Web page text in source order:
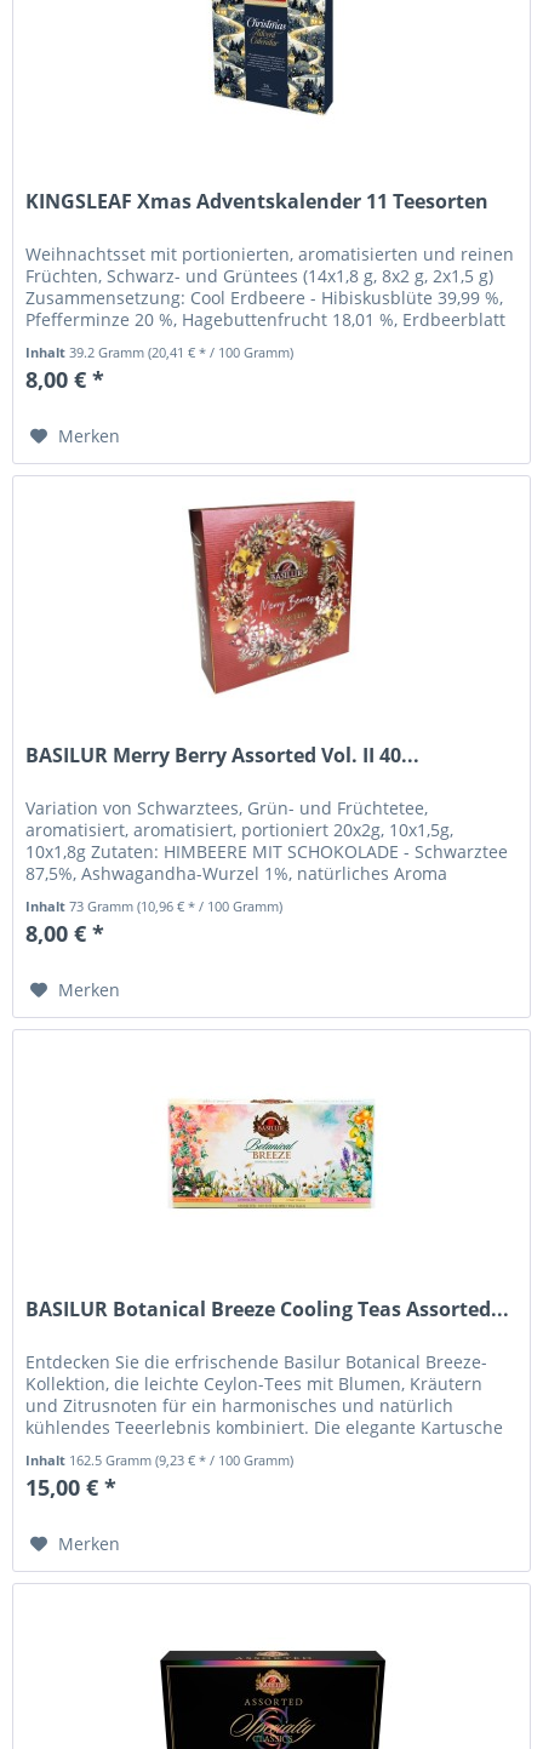
KINGSLEAF Xmas Adventskalender 11 Teesorten
Weihnachtsset mit portionierten, aromatisierten und reinen
Früchten, Schwarz- und Grüntees (14x1,8 g, 8x2 g, 2x1,5 g)
Zusammensetzung: Cool Erdbeere - Hibiskusblüte 39,99 %,
Pfefferminze 20 %, Hagebuttenfrucht 18,01 %, Erdbeerblatt
Inhalt39.2 Gramm(20,41 € * / 100 Gramm)
8,00 € *
Merken
BASILUR Merry Berry Assorted Vol. II 40...
Variation von Schwarztees, Grün- und Früchtetee,
aromatisiert, aromatisiert, portioniert 20x2g, 10x1,5g,
10x1,8g Zutaten: HIMBEERE MIT SCHOKOLADE - Schwarztee
87,5%, Ashwagandha-Wurzel 1%, natürliches Aroma
Inhalt73 Gramm(10,96 € * / 100 Gramm)
8,00 € *
Merken
BASILUR Botanical Breeze Cooling Teas Assorted...
Entdecken Sie die erfrischende Basilur Botanical Breeze-
Kollektion, die leichte Ceylon-Tees mit Blumen, Kräutern
und Zitrusnoten für ein harmonisches und natürlich
kühlendes Teeerlebnis kombiniert. Die elegante Kartusche
Inhalt 162.5 Gramm(9,23 € * / 100 Gramm)
15,00 € *
Merken